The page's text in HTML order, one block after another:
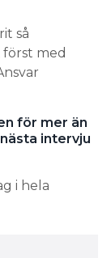
så
med
för mer än
intervju
i hela